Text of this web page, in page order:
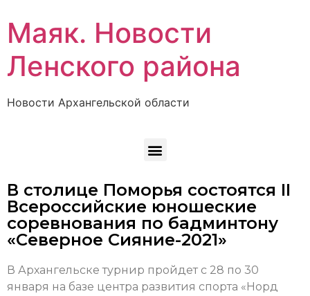
Маяк. Новости
Ленского района
Новости Архангельской области
В столице Поморья состоятся II
Всероссийские юношеские
соревнования по бадминтону
«Северное Сияние-2021»
В Архангельске турнир пройдет с 28 по 30
января на базе центра развития спорта «Норд